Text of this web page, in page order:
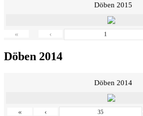
Döben 2015
« ‹
Döben 2014
Döben 2014
« ‹